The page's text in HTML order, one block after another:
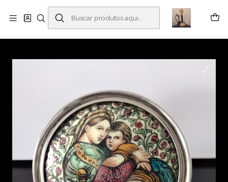
Buscantiguidades - Leilões. Colecionismo e antiguidades em Viana do
Castelo -
Leia mais